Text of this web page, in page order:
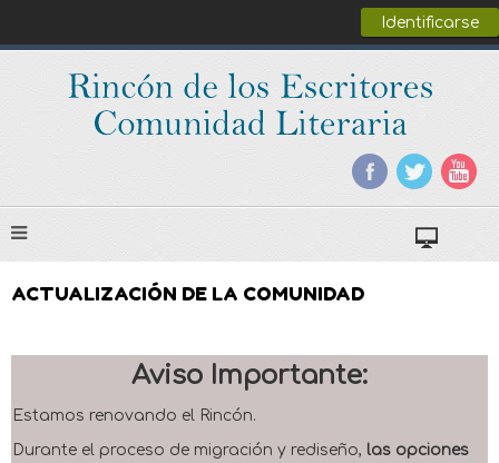
Identificarse
ACTUALIZACIÓN DE LA COMUNIDAD
Aviso Importante:
Estamos renovando el Rincón.
Durante el proceso de migración y rediseño, las opciones